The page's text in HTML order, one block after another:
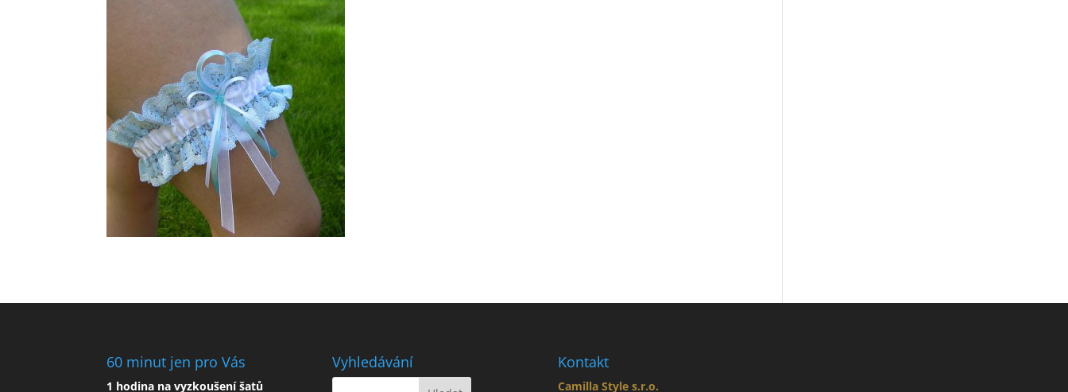
60 minut jen pro Vás
1 hodina na vyzkoušení šatů
Vyhledávání Kontakt
Camilla Style s.r.o.